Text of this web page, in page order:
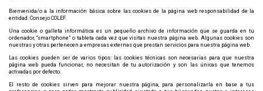
Horario de atención al colegiado
De lunes a viernes de 09:00 h. a 20:00 h.
Contacta y síguenos por redes sociales
Bienvenida/o a la información básica sobre las cookies de la página web responsabilidad de la
entidad: Consejo COLEF.
Una cookie o galleta informática es un pequeño archivo de información que se guarda en tu
ordenador, “smartphone” o tableta cada vez que visitas nuestra página web. Algunas cookies son
nuestras y otras pertenecen a empresas externas que prestan servicios para nuestra página web.
Las cookies pueden ser de varios tipos: las cookies técnicas son necesarias para que nuestra
página web pueda funcionar, no necesitan de tu autorización y son las únicas que tenemos
activadas por defecto.
El resto de cookies sirven para mejorar nuestra página, para personalizarla en base a tus